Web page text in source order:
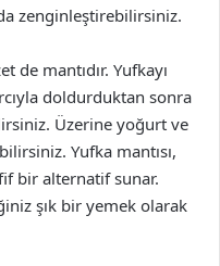
zenginleştirebilirsiniz.
de mantıdır. Yufkayı
doldurduktan sonra
Üzerine yoğurt ve
Yufka mantısı,
bir alternatif sunar.
şık bir yemek olarak